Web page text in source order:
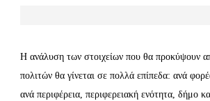
Η ανάλυση των στοιχείων που θα προκύψουν
πολιτών θα γίνεται σε πολλά επίπεδα: ανά
ανά περιφέρεια, περιφερειακή ενότητα, δήμο